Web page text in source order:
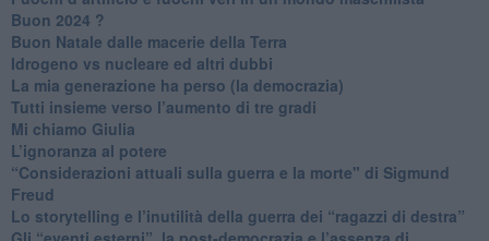
Buon 2024 ?
​Buon Natale dalle macerie della Terra
​Idrogeno vs nucleare ed altri dubbi
​La mia generazione ha perso (la democrazia)
​Tutti insieme verso l’aumento di tre gradi
Mi chiamo Giulia
L’ignoranza al potere
​“Considerazioni attuali sulla guerra e la morte" di Sigmund
Freud
​Lo storytelling e l’inutilità della guerra dei “ragazzi di destra”